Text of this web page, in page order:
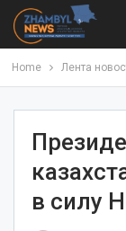
Home Лента
в силу